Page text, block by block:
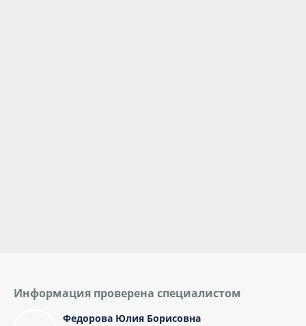
Информация проверена специалистом
Федорова Юлия Борисовна